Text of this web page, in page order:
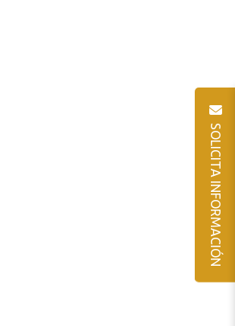
SOLICITA INFORMACIÓN